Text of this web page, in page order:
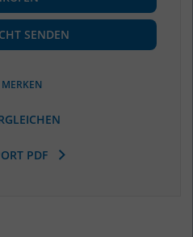
SENDEN
MERKEN
PDF